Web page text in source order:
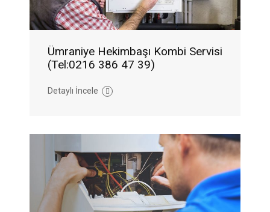
Ümraniye Hekimbaşı Kombi Servisi
(Tel:0216 386 47 39)
Detaylı İncele